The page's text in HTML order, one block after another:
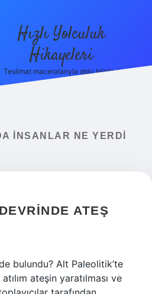
Hızlı Yolculuk
Hikayeleri
Teslimat maceralarıyla dolu bilgiler!
INSANLAR NE YERDI
ATEŞ
bulundu? Alt Paleolitik’te
ateşin yaratılması ve